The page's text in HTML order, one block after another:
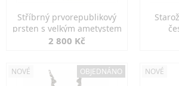
Stříbrný prvorepublikový
prsten s velkým ametystem
2 800 Kč
NOVÉ OBJEDNÁNO NOVÉ